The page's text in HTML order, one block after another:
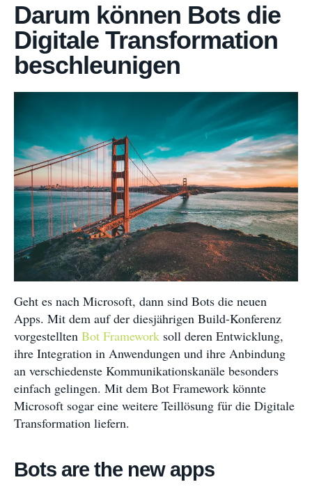
Darum können Bots die
Digitale Transformation
beschleunigen
Geht es nach Microsoft, dann sind Bots die neuen
Apps. Mit dem auf der diesjährigen Build-Konferenz
vorgestellten Bot Framework soll deren Entwicklung,
ihre Integration in Anwendungen und ihre Anbindung
an verschiedenste Kommunikationskanäle besonders
einfach gelingen. Mit dem Bot Framework könnte
Microsoft sogar eine weitere Teillösung für die Digitale
Transformation liefern.
Bots are the new apps